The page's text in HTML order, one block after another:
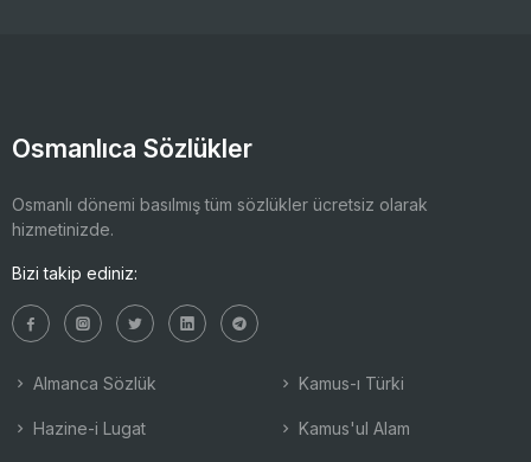
Osmanlıca Sözlükler
Osmanlı dönemi basılmış tüm sözlükler ücretsiz olarak
hizmetinizde.
Bizi takip ediniz:
Almanca Sözlük
Hazine-i Lugat
Kamus-ı Türki
Kamus'ul Alam